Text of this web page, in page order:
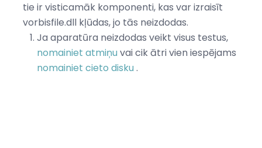
tie ir visticamāk komponenti, kas var izraisīt
vorbisfile.dll kļūdas, jo tās neizdodas.
Ja aparatūra neizdodas veikt visus testus,
nomainiet atmiņuvai cik ātri vien iespējams
nomainiet cieto disku.